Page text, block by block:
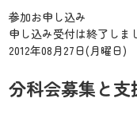
参加お申し込み
申し込み受付は終了しま
2012年08月27日(月曜日)
分科会募集と